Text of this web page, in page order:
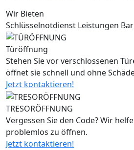
Wir Bieten
Schlüsselnotdienst Leistungen
Türöffnung
Stehen Sie vor verschlossenen
öffnet sie schnell und ohne
Jetzt kontaktieren!
TRESORÖFFNUNG
Vergessen Sie den Code? Wir
problemlos zu öffnen.
Jetzt kontaktieren!